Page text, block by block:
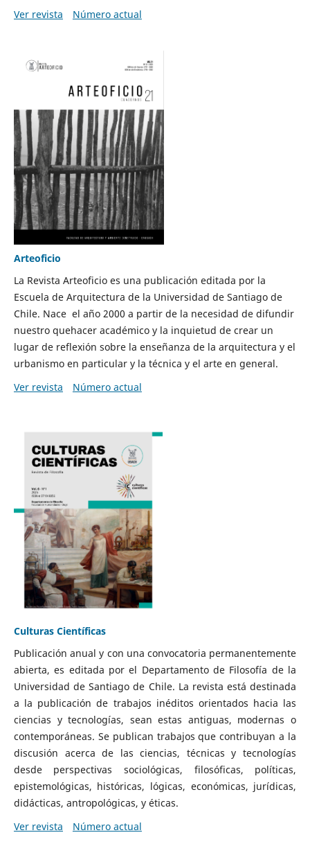
Ver revista
Número actual
Arteoficio
La Revista Arteoficio es una publicación editada por la
Escuela de Arquitectura de la Universidad de Santiago de
Chile. Nace el año 2000 a partir de la necesidad de difundir
nuestro quehacer académico y la inquietud de crear un
lugar de reflexión sobre la enseñanza de la arquitectura y el
urbanismo en particular y la técnica y el arte en general.
Ver revista
Número actual
Culturas Científicas
Publicación anual y con una convocatoria permanentemente
abierta, es editada por el Departamento de Filosofía de la
Universidad de Santiago de Chile. La revista está destinada
a la publicación de trabajos inéditos orientados hacia las
ciencias y tecnologías, sean estas antiguas, modernas o
contemporáneas. Se publican trabajos que contribuyan a la
discusión acerca de las ciencias, técnicas y tecnologías
desde perspectivas sociológicas, filosóficas, políticas,
epistemológicas, históricas, lógicas, económicas, jurídicas,
didácticas, antropológicas, y éticas.
Ver revista
Número actual